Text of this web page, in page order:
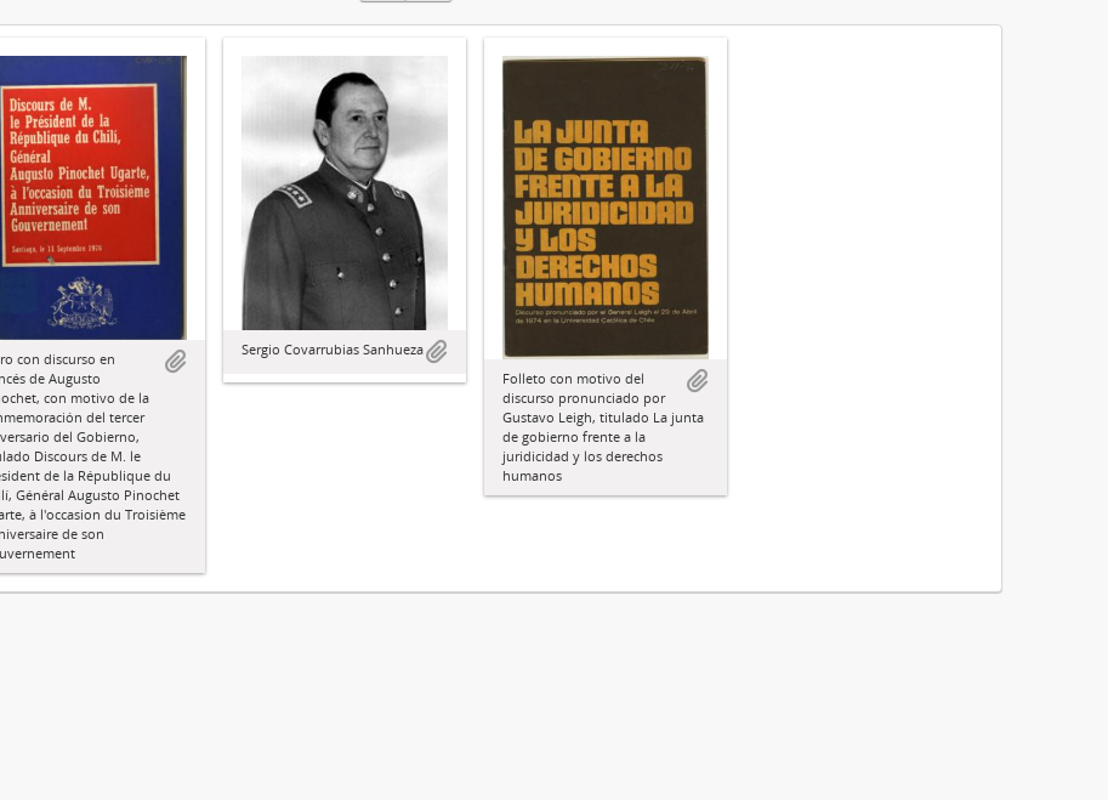
con discurso en
de Augusto
con motivo de la
del tercer
del Gobierno,
Discours de M. le
de la République du
Général Augusto Pinochet
à l'occasion du Troisième
de son
Sergio Covarrubias Sanhueza
Folleto con motivo del
discurso pronunciado por
Gustavo Leigh, titulado La junta
de gobierno frente a la
juridicidad y los derechos
humanos